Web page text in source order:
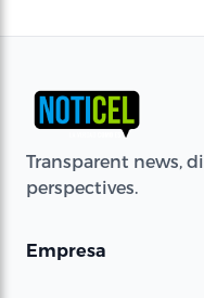
Transparent news,
perspectives.
Empresa